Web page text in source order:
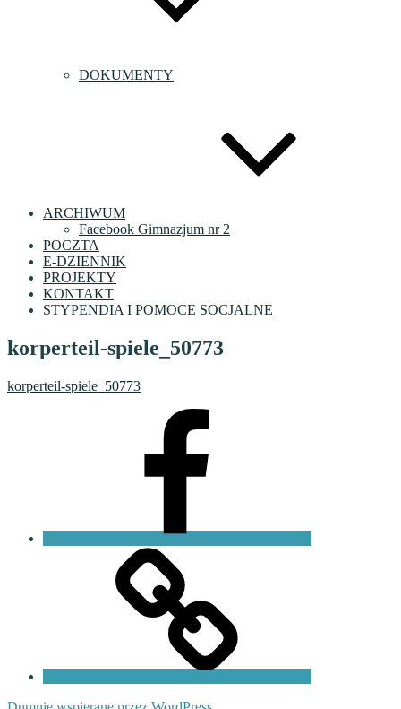
DOKUMENTY
ARCHIWUM
Facebook Gimnazjum nr 2
POCZTA
E-DZIENNIK
PROJEKTY
KONTAKT
STYPENDIA I POMOCE SOCJALNE
korperteil-spiele_50773
korperteil-spiele_50773